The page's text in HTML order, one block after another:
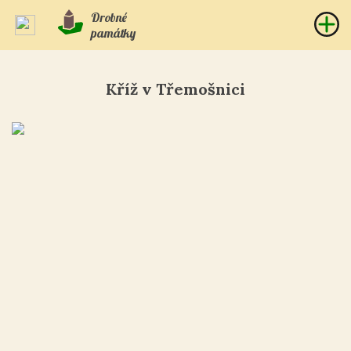
Drobné
památky
Kříž v Třemošnici